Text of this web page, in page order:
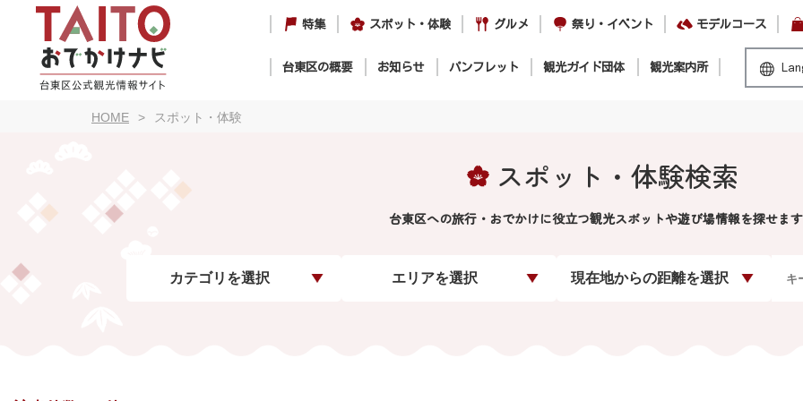
特集 スポット・体験 グルメ 祭り・イベント モデルコース
台東区の概要 お知らせ パンフレット 観光ガイド団体 観光案内所
HOME スポット・体験
スポット・体験検索
台東区への旅行・おでかけに役立つ観光スポットや遊び場情報を探せま
カテゴリを選択 エリアを選択 現在地からの距離を選択